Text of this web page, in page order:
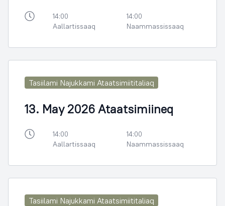
14:00
Aallartissaaq
14:00
Naammassissaaq
Tasiilami Najukkami Ataatsimiititaliaq
13. May 2026 Ataatsimiineq
14:00
Aallartissaaq
14:00
Naammassissaaq
Tasiilami Najukkami Ataatsimiititaliaq